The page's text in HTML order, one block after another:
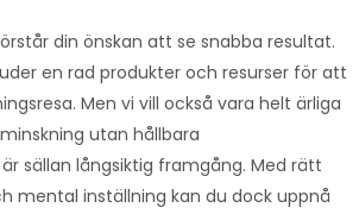
din önskan att se snabba resultat.
en rad produkter och resurser för att
Men vi vill också vara helt ärliga
utan hållbara
sällan långsiktig framgång. Med rätt
mental inställning kan du dock uppnå